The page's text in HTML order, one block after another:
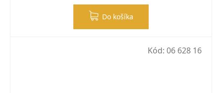
Do košíka
Kód: 06 628 16